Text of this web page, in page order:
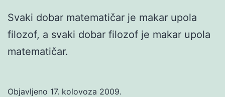
Svaki dobar matematičar je makar upola
filozof, a svaki dobar filozof je makar upola
matematičar.
Objavljeno 17. kolovoza 2009.